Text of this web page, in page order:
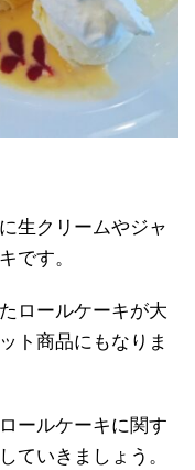
生クリームやジャ
です。
ロールケーキが大
ト商品にもなりま
ールケーキに関す
ていきましょう。